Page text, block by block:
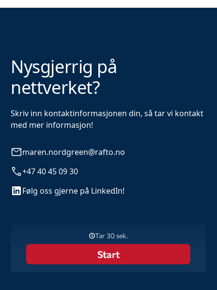
Nysgjerrig på
nettverket?
Skriv inn kontaktinformasjonen din, så tar vi kontakt
med mer informasjon!
maren.nordgreen@rafto.no
+47 40 45 09 30
Følg oss gjerne på LinkedIn!